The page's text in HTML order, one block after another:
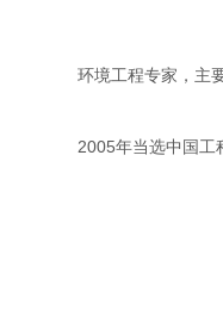
环境工程专家，主要
2005年当选中国工